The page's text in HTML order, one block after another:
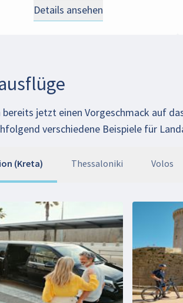
Details ansehen
bereits jetzt einen Vorgeschmack auf
verschiedene Beispiele für
(Kreta) Thessaloniki Volos